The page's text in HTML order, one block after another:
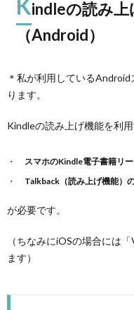
Kindleの読み上
（Android）
＊私が利用している
ります。
Kindleの読み上げ機能を利
スマホのKindle電子書籍リ
Talkback（読み上げ機能）
が必要です。
（ちなみにiOSの場合には
ます）